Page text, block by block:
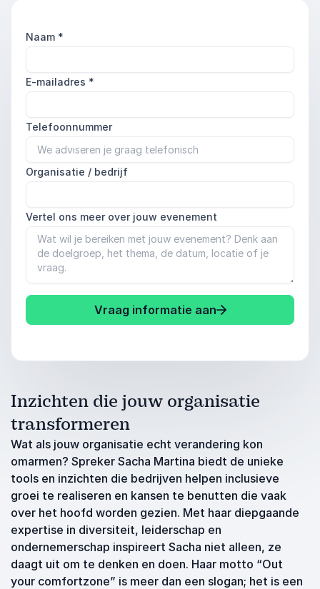
Naam *
E-mailadres *
Telefoonnummer
Organisatie / bedrijf
Vertel ons meer over jouw evenement
Vraag informatie aan
Inzichten die jouw organisatie
transformeren
Wat als jouw organisatie echt verandering kon
omarmen? Spreker Sacha Martina biedt de unieke
tools en inzichten die bedrijven helpen inclusieve
groei te realiseren en kansen te benutten die vaak
over het hoofd worden gezien. Met haar diepgaande
expertise in diversiteit, leiderschap en
ondernemerschap inspireert Sacha niet alleen, ze
daagt uit om te denken en doen. Haar motto “Out
your comfortzone” is meer dan een slogan; het is een